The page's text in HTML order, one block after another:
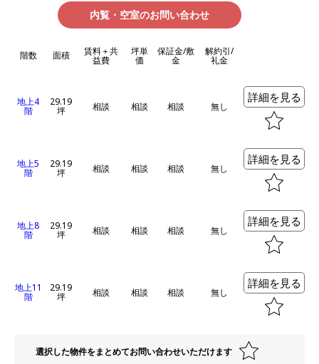
内覧・空室のお問い合わせ
階数 面積 賃料＋共
益費
坪単
価
保証金/敷
金
解約引/
礼金
地上4
階
29.19
坪 相談 相談 相談 無し
詳細を見る
地上5
階
29.19
坪 相談 相談 相談 無し
詳細を見る
地上8
階
29.19
坪 相談 相談 相談 無し
詳細を見る
地上11
階
29.19
坪 相談 相談 相談 無し
詳細を見る
選択した物件をまとめてお問い合わせいただけます